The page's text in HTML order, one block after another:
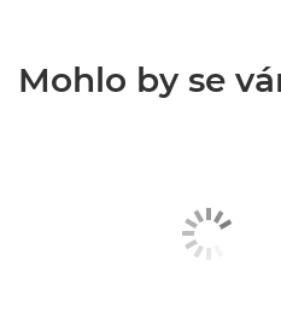
Mohlo by se